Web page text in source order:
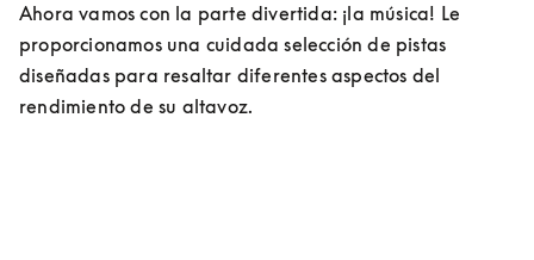
Ahora vamos con la parte divertida: ¡la música! Le
proporcionamos una cuidada selección de pistas
diseñadas para resaltar diferentes aspectos del
rendimiento de su altavoz.